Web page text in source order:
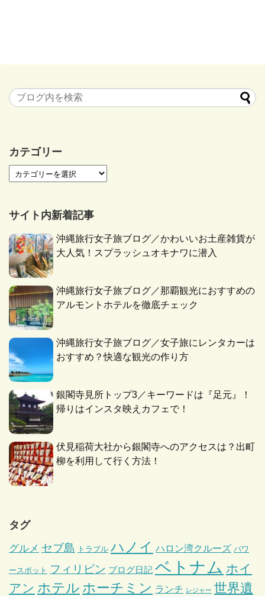
カテゴリー
サイト内新着記事
沖縄旅行女子旅ブログ／かわいいお土産雑貨が
大人気！スプラッシュオキナワに潜入
沖縄旅行女子旅ブログ／那覇観光におすすめの
アルモントホテルを徹底チェック
沖縄旅行女子旅ブログ／女子旅にレンタカーは
おすすめ？快適な観光の作り方
銀閣寺見所トップ3／キーワードは『足元』！
帰りはインスタ映えカフェで！
伏見稲荷大社から銀閣寺へのアクセスは？出町
柳を利用して行く方法！
タグ
グルメ セブ島 トラブル ハノイ ハロン湾クルーズ パワ
ースポット フィリピン ブログ日記 ベトナム ホイ
アン ホテル ホーチミン ランチ レジャー 世界遺